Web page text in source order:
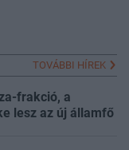
TOVÁBBI HÍREK
frakció, a
lesz az új államfő